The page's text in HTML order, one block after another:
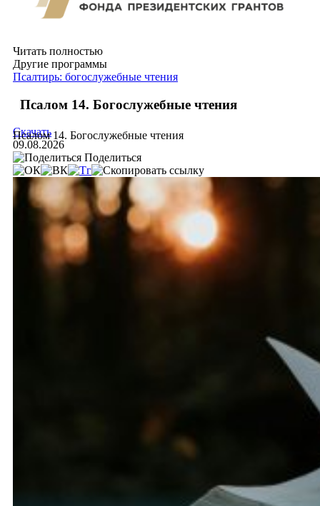
Читать полностью
Другие программы
Псалтирь: богослужебные чтения
Псалом 14. Богослужебные чтения
Псалом 14. Богослужебные чтения
Скачать
09.08.2026
Поделиться